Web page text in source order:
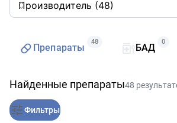
Препараты
48
БАД
0
Найденные препараты48
Фильтры